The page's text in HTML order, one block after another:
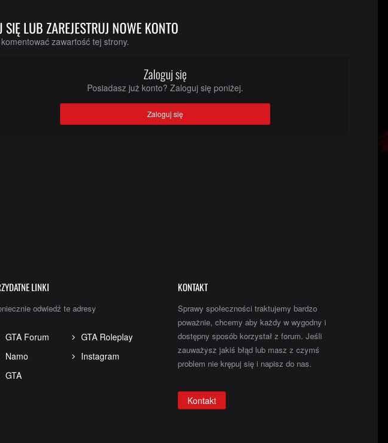
LUB ZAREJESTRUJ NOWE KONTO
zawartość tej strony.
Zaloguj się
Posiadasz już konto? Zaloguj się poniżej.
Zaloguj się
LINKI
odwiedź te adresy
GTA Forum
GTA Roleplay
Namo
Instagram
GTA
KONTAKT
Sprawy społeczności traktujemy bardzo
poważnie, chcemy aby każdy w wygodny i
dostępny sposób korzystał z forum. Jeśli
zauważysz jakiś błąd lub masz z czymś
problem nie krępuj się i napisz do nas.
Kontakt